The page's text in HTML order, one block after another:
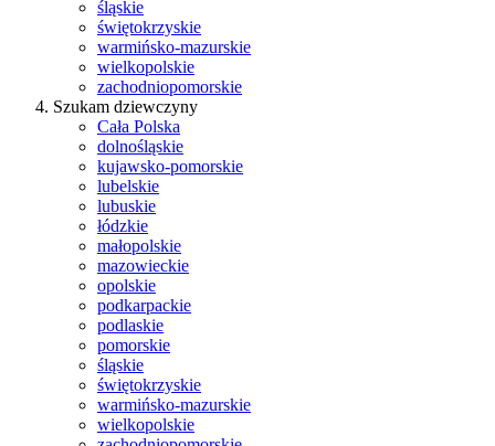
śląskie
świętokrzyskie
warmińsko-mazurskie
wielkopolskie
zachodniopomorskie
Szukam dziewczyny
Cała Polska
dolnośląskie
kujawsko-pomorskie
lubelskie
lubuskie
łódzkie
małopolskie
mazowieckie
opolskie
podkarpackie
podlaskie
pomorskie
śląskie
świętokrzyskie
warmińsko-mazurskie
wielkopolskie